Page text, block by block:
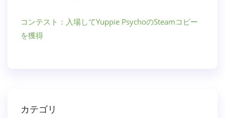
コンテスト：入場してYuppie PsychoのSteamコピー
を獲得
カテゴリ